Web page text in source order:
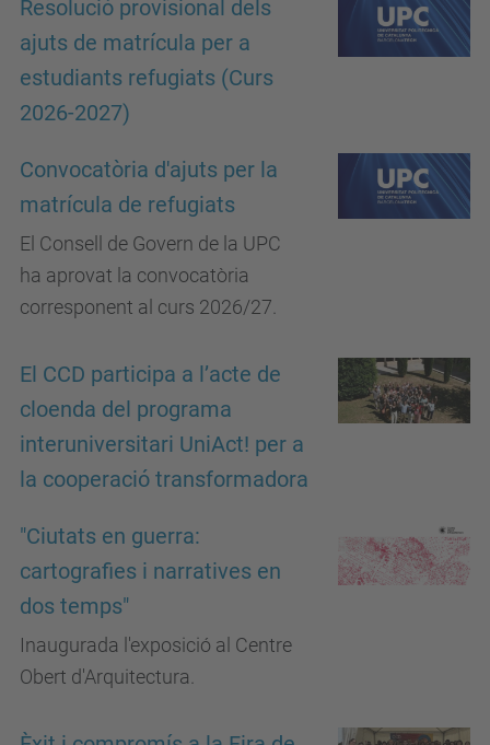
Resolució provisional dels
ajuts de matrícula per a
estudiants refugiats (Curs
2026-2027)
Convocatòria d'ajuts per la
matrícula de refugiats
El Consell de Govern de la UPC
ha aprovat la convocatòria
corresponent al curs 2026/27.
El CCD participa a l’acte de
cloenda del programa
interuniversitari UniAct! per a
la cooperació transformadora
"Ciutats en guerra:
cartografies i narratives en
dos temps"
Inaugurada l'exposició al Centre
Obert d'Arquitectura.